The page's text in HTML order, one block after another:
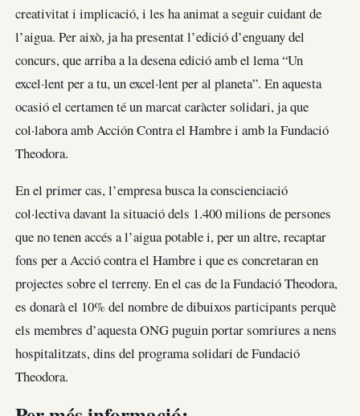
creativitat i implicació, i les ha animat a seguir cuidant de
l’aigua. Per això, ja ha presentat l’edició d’enguany del
concurs, que arriba a la desena edició amb el lema “Un
excel·lent per a tu, un excel·lent per al planeta”. En aquesta
ocasió el certamen té un marcat caràcter solidari, ja que
col·labora amb Acción Contra el Hambre i amb la Fundació
Theodora.
En el primer cas, l’empresa busca la conscienciació
col·lectiva davant la situació dels 1.400 milions de persones
que no tenen accés a l’aigua potable i, per un altre, recaptar
fons per a Acció contra el Hambre i que es concretaran en
projectes sobre el terreny. En el cas de la Fundació Theodora,
es donarà el 10% del nombre de dibuixos participants perquè
els membres d’aquesta ONG puguin portar somriures a nens
hospitalitzats, dins del programa solidari de Fundació
Theodora.